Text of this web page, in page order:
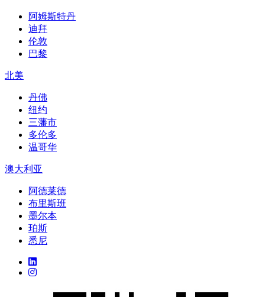
阿姆斯特丹
迪拜
伦敦
巴黎
北美
丹佛
纽约
三藩市
多伦多
温哥华
澳大利亚
阿德莱德
布里斯班
墨尔本
珀斯
悉尼